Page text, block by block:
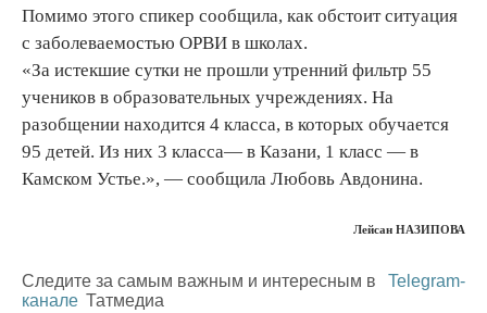
Помимо этого спикер сообщила, как обстоит ситуация
с заболеваемостью ОРВИ в школах.
«За истекшие сутки не прошли утренний фильтр 55
учеников в образовательных учреждениях. На
разобщении находится 4 класса, в которых обучается
95 детей. Из них 3 класса— в Казани, 1 класс — в
Камском Устье.», — сообщила Любовь Авдонина.
Лейсан НАЗИПОВА
Следите за самым важным и интересным в
Telegram-
канале Татмедиа